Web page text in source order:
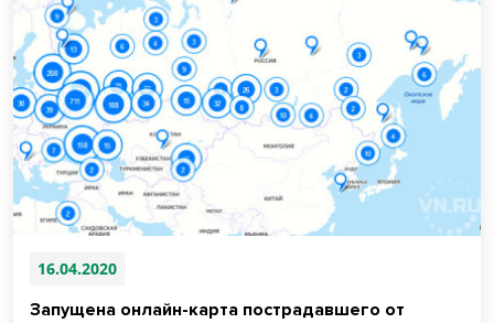
16.04.2020
Запущена онлайн-карта пострадавшего от